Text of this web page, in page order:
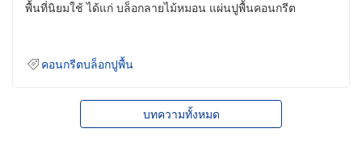
พื้นที่นิยมใช้ ได้แก่ บล็อกลายไม้หมอน แผ่นปูพื้นคอนกรีต
คอนกรีตบล็อกปูพื้น
บทความทั้งหมด